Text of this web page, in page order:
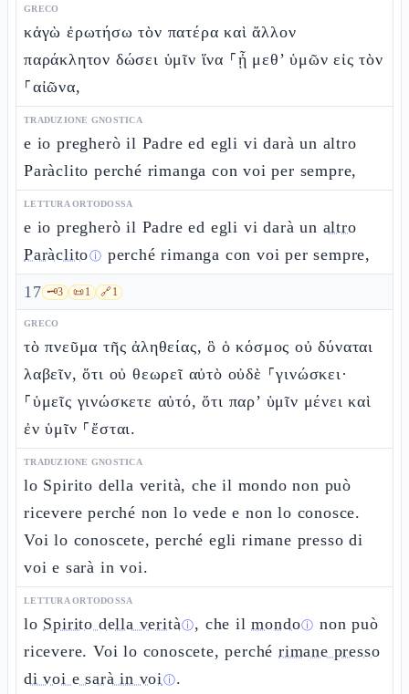
GRECO
κἀγὼ ἐρωτήσω τὸν πατέρα καὶ ἄλλον
παράκλητον δώσει ὑμῖν ἵνα ⸀ᾖ μεθ’ ὑμῶν εἰς τὸν
⸀αἰῶνα,
TRADUZIONE GNOSTICA
e io pregherò il Padre ed egli vi darà un altro
Paràclito perché rimanga con voi per sempre,
LETTURA ORTODOSSA
e io pregherò il Padre ed egli vi darà un altro
Paràclitoⓘ perché rimanga con voi per sempre,
17 🗝️3 📜1 🔗1
GRECO
τὸ πνεῦμα τῆς ἀληθείας, ὃ ὁ κόσμος οὐ δύναται
λαβεῖν, ὅτι οὐ θεωρεῖ αὐτὸ οὐδὲ ⸀γινώσκει·
⸀ὑμεῖς γινώσκετε αὐτό, ὅτι παρ’ ὑμῖν μένει καὶ
ἐν ὑμῖν ⸀ἔσται.
TRADUZIONE GNOSTICA
lo Spirito della verità, che il mondo non può
ricevere perché non lo vede e non lo conosce.
Voi lo conoscete, perché egli rimane presso di
voi e sarà in voi.
LETTURA ORTODOSSA
lo Spirito della veritàⓘ, che ilmondoⓘ non può
ricevere. Voi lo conoscete, perchérimane presso
di voi e sarà in voiⓘ.